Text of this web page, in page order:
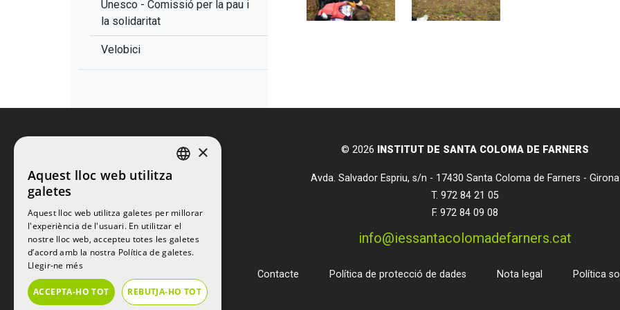
Unesco - Comissió per la pau i
la solidaritat
Velobici
© 2026 INSTITUT DE SANTA COLOMA DE FARNERS
Avda. Salvador Espriu, s/n - 17430 Santa Coloma de Farners - Girona
T. 972 84 21 05
F. 972 84 09 08
info@iessantacolomadefarners.cat
Contacte Política de protecció de dades Nota legal Política
×
Aquest lloc web utilitza
galetes
Aquest lloc web utilitza galetes per millorar
l'experiència de l'usuari. En utilitzar el
nostre lloc web, accepteu totes les galetes
d’acord amb la nostra Política de galetes.
Llegir-ne més
ACCEPTA-HO TOT REBUTJA-HO TOT